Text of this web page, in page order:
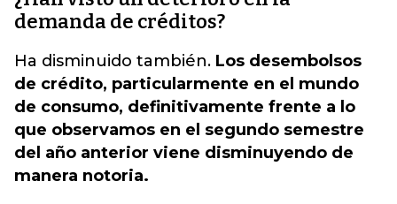
demanda de créditos?
Ha disminuido también. Los desembolsos
de crédito, particularmente en el mundo
de consumo, definitivamente frente a lo
que observamos en el segundo semestre
del año anterior viene disminuyendo de
manera notoria.